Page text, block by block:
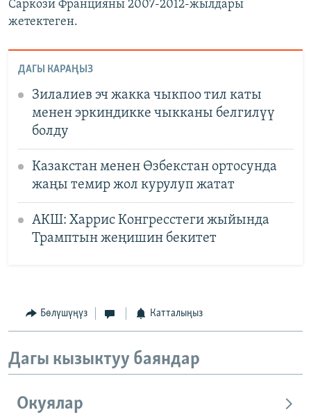
Cаркози Францияны 2007-2012-жылдары
жетектеген.
ДАГЫ КАРАҢЫЗ
Зилалиев эч жакка чыкпоо тил каты
менен эркиндикке чыкканы белгилүү
болду
Казакстан менен Өзбекстан ортосунда
жаңы темир жол курулуп жатат
АКШ: Харрис Конгресстеги жыйында
Трамптын жеңишин бекитет
Бөлүшүңүз Катталыңыз
Дагы кызыктуу баяндар
Окуялар